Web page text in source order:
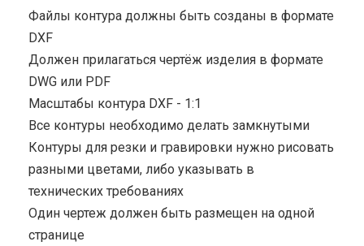
Файлы контура должны быть созданы в формате
DXF
Должен прилагаться чертёж изделия в формате
DWG или PDF
Масштабы контура DXF - 1:1
Все контуры необходимо делать замкнутыми
Контуры для резки и гравировки нужно рисовать
разными цветами, либо указывать в
технических требованиях
Один чертеж должен быть размещен на одной
странице